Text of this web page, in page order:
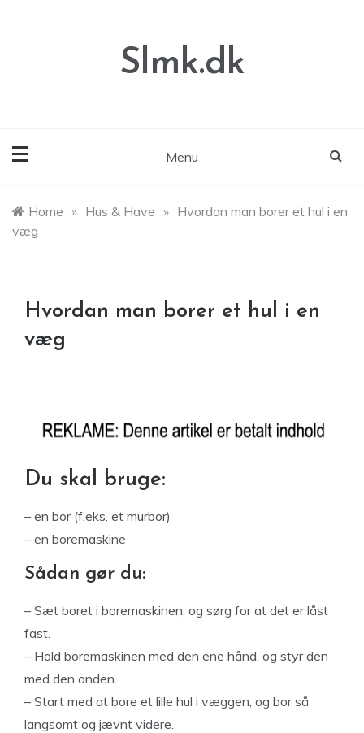
Slmk.dk
Menu
Home » Hus & Have » Hvordan man borer et hul i en
væg
Hvordan man borer et hul i en
væg
Du skal bruge:
– en bor (f.eks. et murbor)
– en boremaskine
Sådan gør du:
– Sæt boret i boremaskinen, og sørg for at det er låst
fast.
– Hold boremaskinen med den ene hånd, og styr den
med den anden.
– Start med at bore et lille hul i væggen, og bor så
langsomt og jævnt videre.